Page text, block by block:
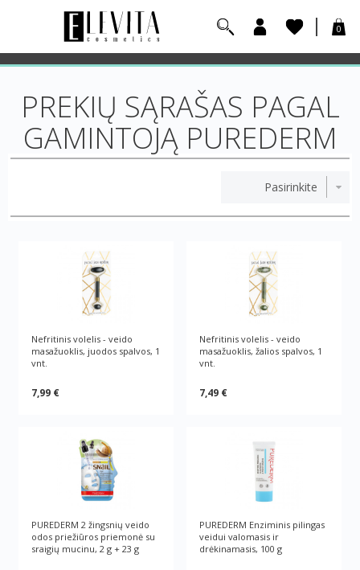
0
PREKIŲ SĄRAŠAS PAGAL
GAMINTOJĄ PUREDERM
Nefritinis volelis - veido
masažuoklis, juodos spalvos, 1
vnt.
7,99 €
Nefritinis volelis - veido
masažuoklis, žalios spalvos, 1
vnt.
7,49 €
PUREDERM 2 žingsnių veido
odos priežiūros priemonė su
sraigių mucinu, 2 g + 23 g
PUREDERM Enziminis pilingas
veidui valomasis ir
drėkinamasis, 100 g